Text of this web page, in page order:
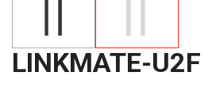
LINKMATE-U2F